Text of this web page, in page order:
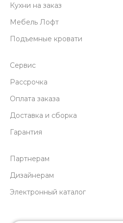
Кухни на заказ
Мебель Лофт
Подъемные кровати
Сервис
Рассрочка
Оплата заказа
Доставка и сборка
Гарантия
Партнерам
Дизайнерам
Электронный каталог